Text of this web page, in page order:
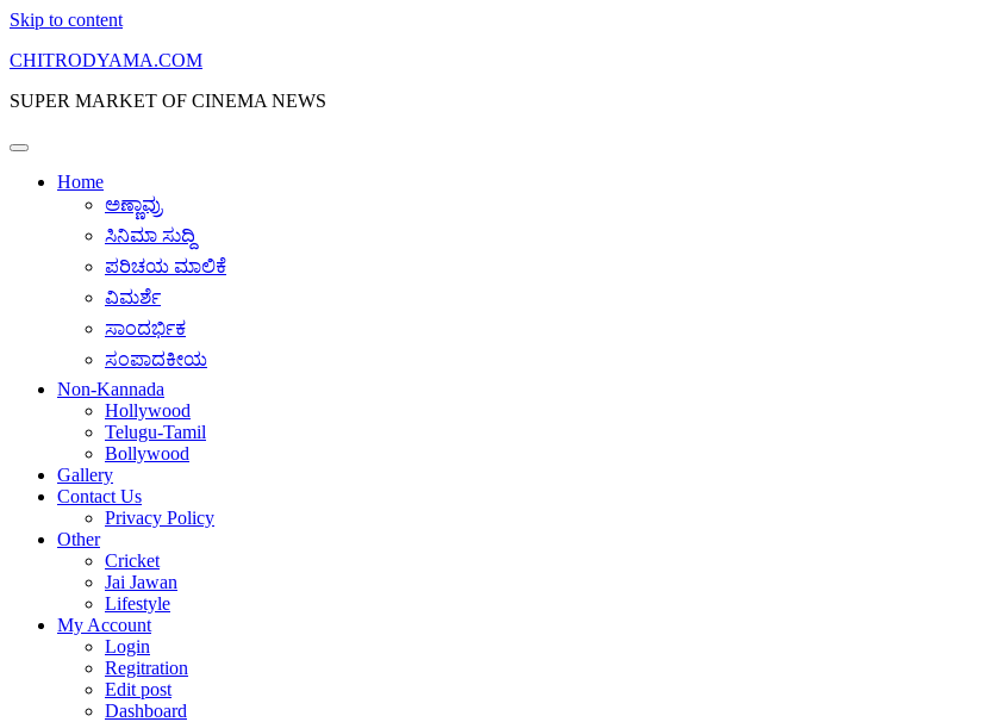
Skip to content
CHITRODYAMA.COM
SUPER MARKET OF CINEMA NEWS
Home
ಅಣ್ಣಾವ್ರು
ಸಿನಿಮಾ ಸುದ್ದಿ
ಪರಿಚಯ ಮಾಲಿಕೆ
ವಿಮರ್ಶೆ
ಸಾಂದರ್ಭಿಕ
ಸಂಪಾದಕೀಯ
Non-Kannada
Hollywood
Telugu-Tamil
Bollywood
Gallery
Contact Us
Privacy Policy
Other
Cricket
Jai Jawan
Lifestyle
My Account
Login
Regitration
Edit post
Dashboard